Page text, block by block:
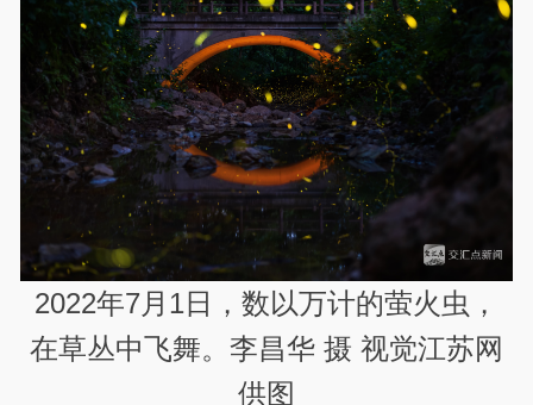
2022年7月1日，数以万计的萤火虫，
在草丛中飞舞。李昌华 摄 视觉江苏网
供图